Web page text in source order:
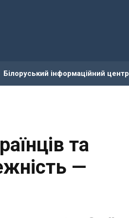
Білоруський інформаційний центр
та
—